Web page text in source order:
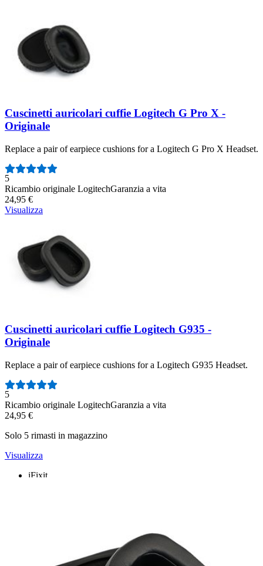
Cuscinetti auricolari cuffie Logitech G Pro X -
Originale
Replace a pair of earpiece cushions for a Logitech G Pro X Headset.
Numero di recensioni:
5
Ricambio originale LogitechGaranzia a vita
24,95 €
Visualizza
Cuscinetti auricolari cuffie Logitech G935 -
Originale
Replace a pair of earpiece cushions for a Logitech G935 Headset.
Numero di recensioni:
5
Ricambio originale LogitechGaranzia a vita
24,95 €
Solo 5 rimasti in magazzino
Visualizza
iFixit
Community